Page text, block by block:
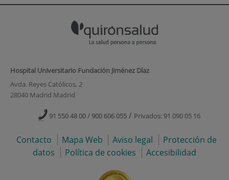
Hospital Universitario Fundación Jiménez Díaz
Avda. Reyes Católicos, 2
28040 Madrid Madrid
91 550 48 00 / 900 606 055 / Privados: 91 090 05 16
Contacto Mapa Web Aviso legal
Protección de
datos
Política de cookies Accesibilidad